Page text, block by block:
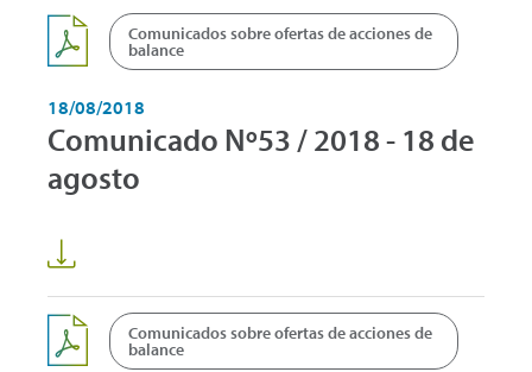
Comunicados sobre ofertas de acciones de
balance
18/08/2018
Comunicado Nº53 / 2018 - 18 de
agosto
Comunicados sobre ofertas de acciones de
balance